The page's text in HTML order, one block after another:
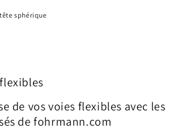
sphérique
de vos voies flexibles avec les
de fohrmann.com